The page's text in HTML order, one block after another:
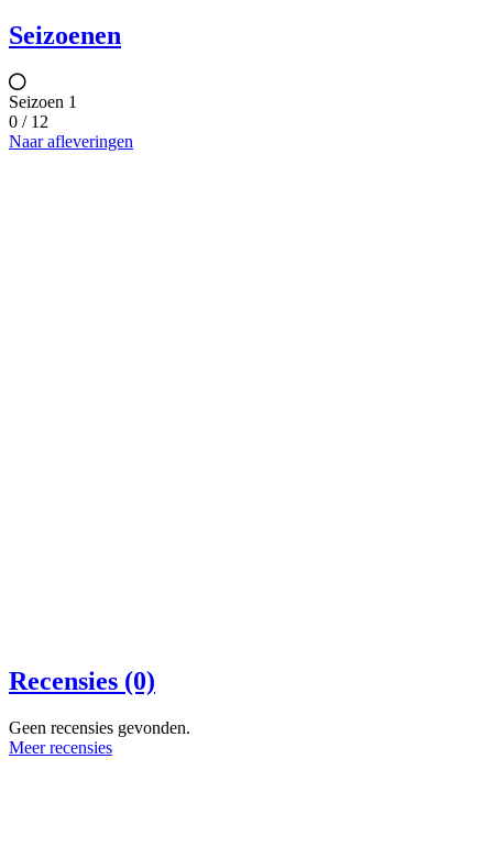
Seizoenen
Seizoen 1
0 / 12
Naar afleveringen
Recensies (0)
Geen recensies gevonden.
Meer recensies